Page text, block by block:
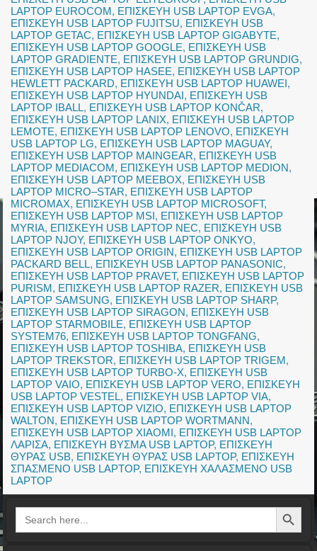
LAPTOP EUROCOM, ΕΠΙΣΚΕΥΗ USB LAPTOP EVGA,
ΕΠΙΣΚΕΥΗ USB LAPTOP FUJITSU, ΕΠΙΣΚΕΥΗ USB
LAPTOP GETAC, ΕΠΙΣΚΕΥΗ USB LAPTOP GIGABYTE,
ΕΠΙΣΚΕΥΗ USB LAPTOP GOOGLE, ΕΠΙΣΚΕΥΗ USB
LAPTOP GRADIENTE, ΕΠΙΣΚΕΥΗ USB LAPTOP GRUNDIG,
ΕΠΙΣΚΕΥΗ USB LAPTOP HASEE, ΕΠΙΣΚΕΥΗ USB LAPTOP
HEWLETT PACKARD, ΕΠΙΣΚΕΥΗ USB LAPTOP HUAWEI,
ΕΠΙΣΚΕΥΗ USB LAPTOP HYUNDAI, ΕΠΙΣΚΕΥΗ USB
LAPTOP IBALL, ΕΠΙΣΚΕΥΗ USB LAPTOP KONČAR,
ΕΠΙΣΚΕΥΗ USB LAPTOP LANIX, ΕΠΙΣΚΕΥΗ USB LAPTOP
LEMOTE, ΕΠΙΣΚΕΥΗ USB LAPTOP LENOVO, ΕΠΙΣΚΕΥΗ
USB LAPTOP LG, ΕΠΙΣΚΕΥΗ USB LAPTOP MAGUAY,
ΕΠΙΣΚΕΥΗ USB LAPTOP MAINGEAR, ΕΠΙΣΚΕΥΗ USB
LAPTOP MEDIACOM, ΕΠΙΣΚΕΥΗ USB LAPTOP MEDION,
ΕΠΙΣΚΕΥΗ USB LAPTOP MEEBOX, ΕΠΙΣΚΕΥΗ USB
LAPTOP MICRO–STAR, ΕΠΙΣΚΕΥΗ USB LAPTOP
MICROMAX, ΕΠΙΣΚΕΥΗ USB LAPTOP MICROSOFT,
ΕΠΙΣΚΕΥΗ USB LAPTOP MSI, ΕΠΙΣΚΕΥΗ USB LAPTOP
MYRIA, ΕΠΙΣΚΕΥΗ USB LAPTOP NEC, ΕΠΙΣΚΕΥΗ USB
LAPTOP NJOY, ΕΠΙΣΚΕΥΗ USB LAPTOP ONKYO,
ΕΠΙΣΚΕΥΗ USB LAPTOP ORIGIN, ΕΠΙΣΚΕΥΗ USB LAPTOP
PACKARD BELL, ΕΠΙΣΚΕΥΗ USB LAPTOP PANASONIC,
ΕΠΙΣΚΕΥΗ USB LAPTOP PRAVET, ΕΠΙΣΚΕΥΗ USB LAPTOP
PURISM, ΕΠΙΣΚΕΥΗ USB LAPTOP RAZER, ΕΠΙΣΚΕΥΗ USB
LAPTOP SAMSUNG, ΕΠΙΣΚΕΥΗ USB LAPTOP SHARP,
ΕΠΙΣΚΕΥΗ USB LAPTOP SIRAGON, ΕΠΙΣΚΕΥΗ USB
LAPTOP STARMOBILE, ΕΠΙΣΚΕΥΗ USB LAPTOP
SYSTEM76, ΕΠΙΣΚΕΥΗ USB LAPTOP TONGFANG,
ΕΠΙΣΚΕΥΗ USB LAPTOP TOSHIBA, ΕΠΙΣΚΕΥΗ USB
LAPTOP TREKSTOR, ΕΠΙΣΚΕΥΗ USB LAPTOP TRIGEM,
ΕΠΙΣΚΕΥΗ USB LAPTOP TURBO-X, ΕΠΙΣΚΕΥΗ USB
LAPTOP VAIO, ΕΠΙΣΚΕΥΗ USB LAPTOP VERO, ΕΠΙΣΚΕΥΗ
USB LAPTOP VESTEL, ΕΠΙΣΚΕΥΗ USB LAPTOP VIA,
ΕΠΙΣΚΕΥΗ USB LAPTOP VIZIO, ΕΠΙΣΚΕΥΗ USB LAPTOP
WALTON, ΕΠΙΣΚΕΥΗ USB LAPTOP WORTMANN,
ΕΠΙΣΚΕΥΗ USB LAPTOP XIAOMI, ΕΠΙΣΚΕΥΗ USB LAPTOP
ΛΑΡΙΣΑ, ΕΠΙΣΚΕΥΗ ΒΥΣΜΑ USB LAPTOP, ΕΠΙΣΚΕΥΗ
ΘΥΡΑΣ USB, ΕΠΙΣΚΕΥΗ ΘΥΡΑΣ USB LAPTOP, ΕΠΙΣΚΕΥΗ
ΣΠΑΣΜΕΝΟ USB LAPTOP, ΕΠΙΣΚΕΥΗ ΧΑΛΑΣΜΕΝΟ USB
LAPTOP
Search
for:
Search Button